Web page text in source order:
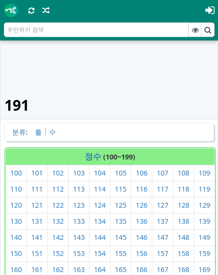
191
분류: 틀 수
정수 (100~199)
100
101 102 103 104 105 106 107 108
109
110
111 112 113 114 115 116 117 118
119
120
121 122 123 124 125 126 127 128
129
130
131 132 133 134 135 136 137 138
139
140
141 142 143 144 145 146 147 148
149
150
151 152 153 154 155 156 157 158
159
160
161 162 163 164 165 166 167 168
169